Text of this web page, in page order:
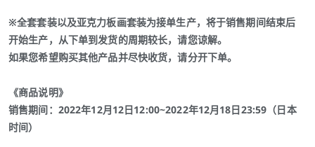
※全套套装以及亚克力板画套装为接单生产，将于销售期间结束后
开始生产，从下单到发货的周期较长，请您谅解。
如果您希望购买其他产品并尽快收货，请分开下单。
《商品说明》
销售期间：2022年12月12日12:00~2022年12月18日23:59（日本
时间）